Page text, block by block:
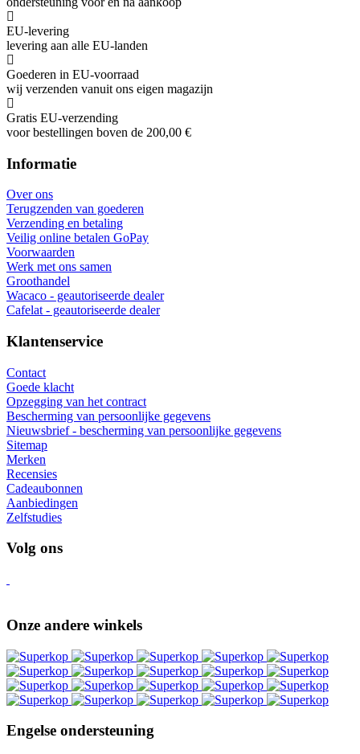
EU-levering
levering aan alle EU-landen
Goederen in EU-voorraad
wij verzenden vanuit ons eigen magazijn
Gratis EU-verzending
voor bestellingen boven de 200,00 €
Informatie
Over ons
Terugzenden van goederen
Verzending en betaling
Veilig online betalen GoPay
Voorwaarden
Werk met ons samen
Groothandel
Wacaco - geautoriseerde dealer
Cafelat - geautoriseerde dealer
Klantenservice
Contact
Goede klacht
Opzegging van het contract
Bescherming van persoonlijke gegevens
Nieuwsbrief - bescherming van persoonlijke gegevens
Sitemap
Merken
Recensies
Cadeaubonnen
Aanbiedingen
Zelfstudies
Volg ons
Onze andere winkels
Engelse ondersteuning